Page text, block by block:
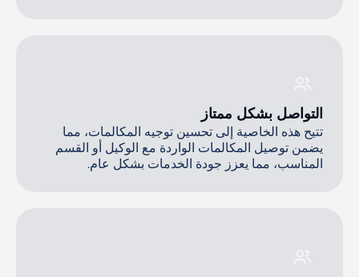
التواصل بشكل ممتاز
تتيح هذه الخاصية إلى تحسين توجيه المكالمات، مما
يضمن توصيل المكالمات الواردة مع الوكيل أو القسم
المناسب، مما يعزز جودة الخدمات بشكل عام.